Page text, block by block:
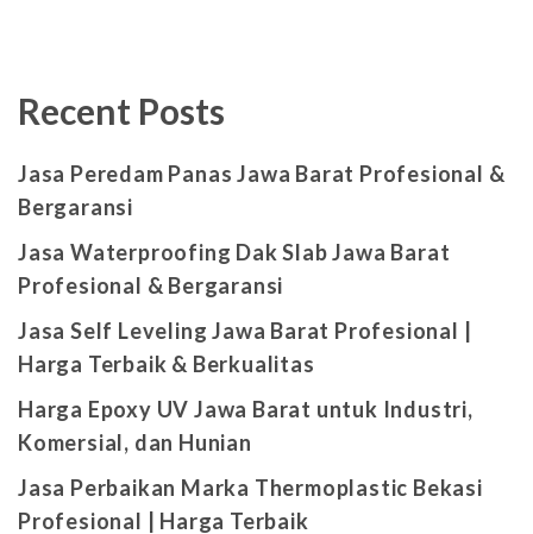
Recent Posts
Jasa Peredam Panas Jawa Barat Profesional &
Bergaransi
Jasa Waterproofing Dak Slab Jawa Barat
Profesional & Bergaransi
Jasa Self Leveling Jawa Barat Profesional |
Harga Terbaik & Berkualitas
Harga Epoxy UV Jawa Barat untuk Industri,
Komersial, dan Hunian
Jasa Perbaikan Marka Thermoplastic Bekasi
Profesional | Harga Terbaik